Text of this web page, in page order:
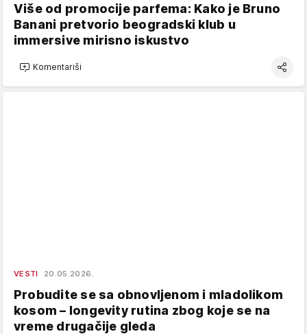
Više od promocije parfema: Kako je Bruno
Banani pretvorio beogradski klub u
immersive mirisno iskustvo
Komentariši
VESTI 20.05.2026.
Probudite se sa obnovljenom i mladolikom
kosom – longevity rutina zbog koje se na
vreme drugačije gleda